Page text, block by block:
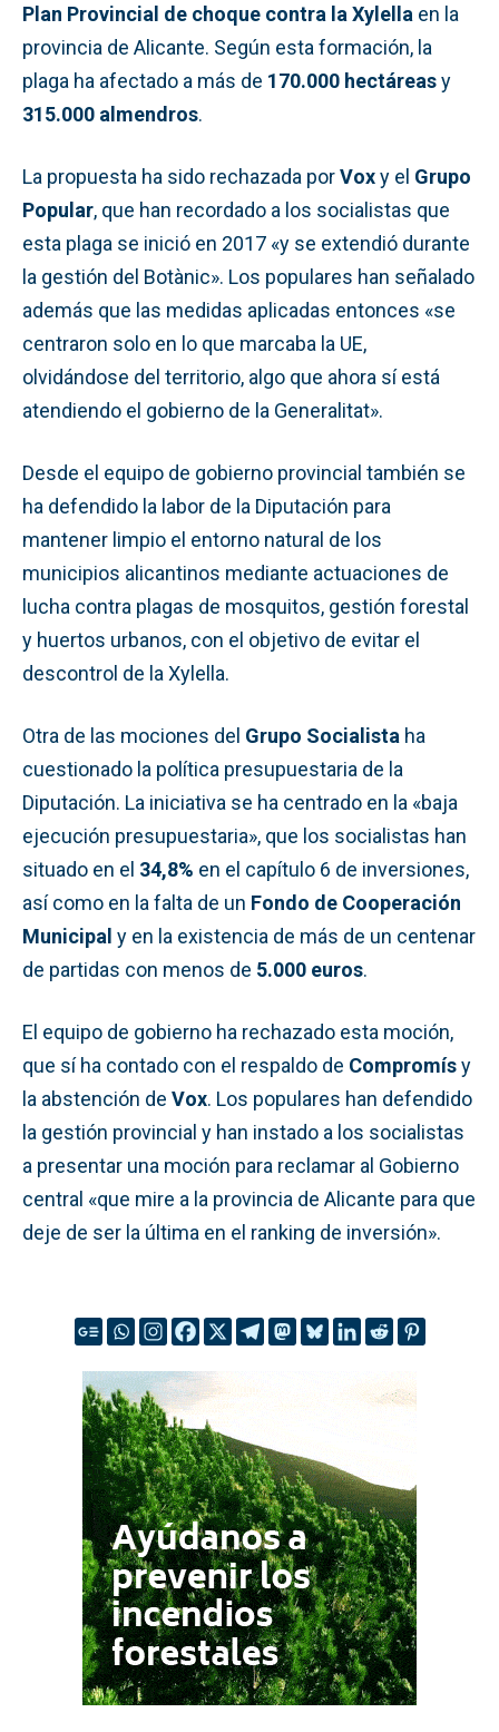
Plan Provincial de choque contra la Xylella en la
provincia de Alicante. Según esta formación, la
plaga ha afectado a más de 170.000 hectáreasy
315.000 almendros.
La propuesta ha sido rechazada porVoxy el Grupo
Popular, que han recordado a los socialistas que
esta plaga se inició en 2017 «y se extendió durante
la gestión del Botànic». Los populares han señalado
además que las medidas aplicadas entonces «se
centraron solo en lo que marcaba la UE,
olvidándose del territorio, algo que ahora sí está
atendiendo el gobierno de la Generalitat».
Desde el equipo de gobierno provincial también se
ha defendido la labor de la Diputación para
mantener limpio el entorno natural de los
municipios alicantinos mediante actuaciones de
lucha contra plagas de mosquitos, gestión forestal
y huertos urbanos, con el objetivo de evitar el
descontrol de la Xylella.
Otra de las mociones del Grupo Socialista ha
cuestionado la política presupuestaria de la
Diputación. La iniciativa se ha centrado en la «baja
ejecución presupuestaria», que los socialistas han
situado en el 34,8% en el capítulo 6 de inversiones,
así como en la falta de un Fondo de Cooperación
Municipal y en la existencia de más de un centenar
de partidas con menos de 5.000 euros.
El equipo de gobierno ha rechazado esta moción,
que sí ha contado con el respaldo de Compromísy
la abstención de Vox. Los populares han defendido
la gestión provincial y han instado a los socialistas
a presentar una moción para reclamar al Gobierno
central «que mire a la provincia de Alicante para que
deje de ser la última en el ranking de inversión».